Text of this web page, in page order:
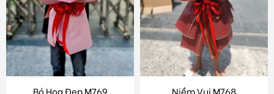
Bó Hoa Đẹp M769 Niềm Vui M768